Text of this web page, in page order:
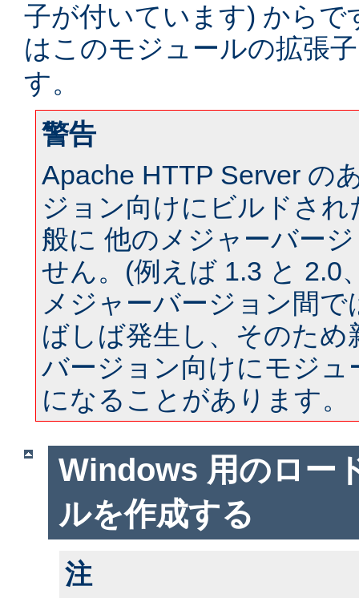
子が付いています) からで
はこのモジュールの拡張
す。
警告
Apache HTTP Server の
ジョン向けにビルドさ
般に 他のメジャーバー
せん。(例えば 1.3 と 2.0
メジャーバージョン間
ばしば発生し、そのため
バージョン向けにモジュ
になることがあります。
Windows 用のロー
ルを作成する
注